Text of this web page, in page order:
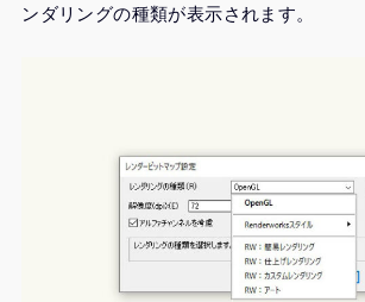
ンダリングの種類が表示されます。